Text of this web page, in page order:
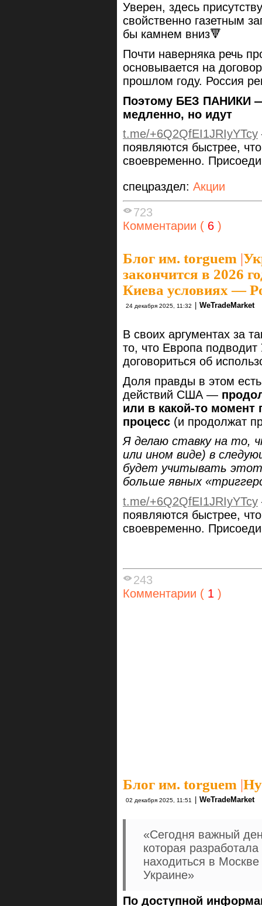
Уверен, здесь
свойственно газетным
бы камнем вниз🔻
Почти наверняка речь
основывается на
прошлом году. Россия
Поэтому БЕЗ ПАНИКИ
медленно, но идут
t.me/+6Q2QfEI1JRIyYTcy
появляются быстрее,
своевременно.
спецраздел: Акции
723
Комментарии ( 6 )
Блог им. torguem |
закончится в 2026
Киева условиях —
24 декабря 2025, 11:32 WeTradeMarket
В своих аргументах за
то, что Европа подводит
договориться об
Доля правды в этом
действий США —
или в какой-то момент
процесс (и продолжат
Я делаю ставку на то,
или ином виде) в
будет учитывать этот
больше явных
t.me/+6Q2QfEI1JRIyYTcy
появляются быстрее,
своевременно.
243
Комментарии ( 1 )
Блог им. torguem |
02 декабря 2025, 11:51 WeTradeMarket
«Сегодня важный
которая
находиться в
Украине»
По доступной